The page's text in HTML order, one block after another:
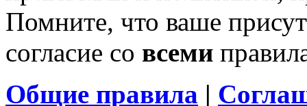
Помните, что ваше
согласие со всеми
Общие правила |